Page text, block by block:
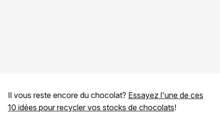
Il vous reste encore du chocolat? Essayez l'une de ces
10 idées pour recycler vos stocks de chocolats!